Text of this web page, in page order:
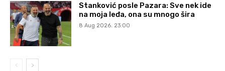
Stanković posle Pazara: Sve nek ide
na moja leđa, ona su mnogo šira
8 Aug 2026. 23:00